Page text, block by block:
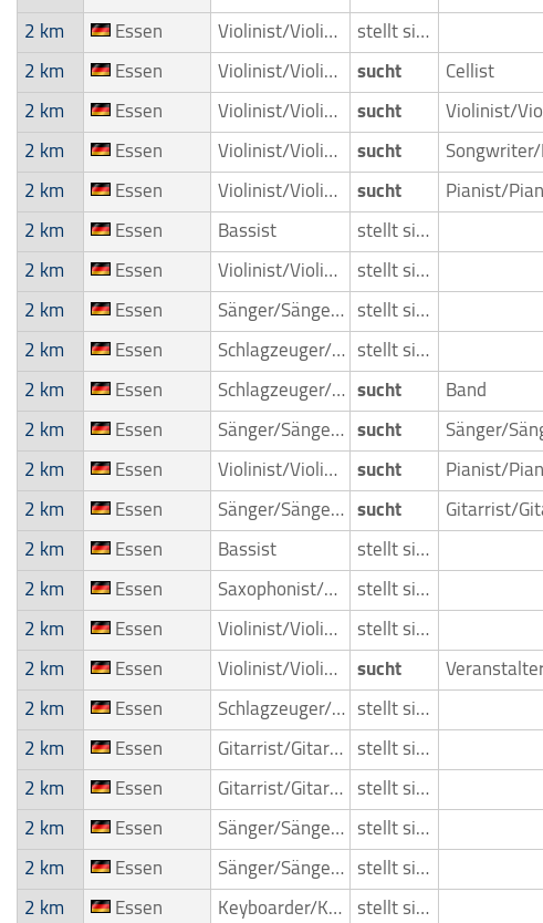
2 km Essen Violinist/Violinenspieler/Geiger stellt sich vor
2 km Essen Violinist/Violinenspieler/Geiger sucht Cellist
2 km Essen Violinist/Violinenspieler/Geiger sucht
2 km Essen Violinist/Violinenspieler/Geiger sucht
2 km Essen Violinist/Violinenspieler/Geiger sucht
2 km Essen Bassist stellt sich vor
2 km Essen Violinist/Violinenspieler/Geiger stellt sich vor
2 km Essen Sänger/Sängerin stellt sich vor
2 km Essen Schlagzeuger/Drummer stellt sich vor
2 km Essen Schlagzeuger/Drummer sucht Band
2 km Essen Sänger/Sängerin sucht
2 km Essen Violinist/Violinenspieler/Geiger sucht
2 km Essen Sänger/Sängerin sucht
2 km Essen Bassist stellt sich vor
2 km Essen Saxophonist/Saxophonspieler stellt sich vor
2 km Essen Violinist/Violinenspieler/Geiger stellt sich vor
2 km Essen Violinist/Violinenspieler/Geiger sucht
2 km Essen Schlagzeuger/Drummer stellt sich vor
2 km Essen Gitarrist/Gitarrenspieler stellt sich vor
2 km Essen Gitarrist/Gitarrenspieler stellt sich vor
2 km Essen Sänger/Sängerin stellt sich vor
2 km Essen Sänger/Sängerin stellt sich vor
2 km Essen Keyboarder/Keyboardspieler stellt sich vor